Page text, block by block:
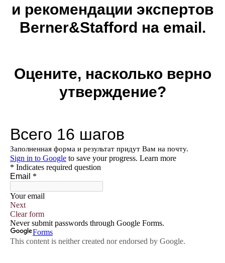
и рекомендации экспертов
Berner&Stafford на email.
Оцените, насколько верно
утверждение?